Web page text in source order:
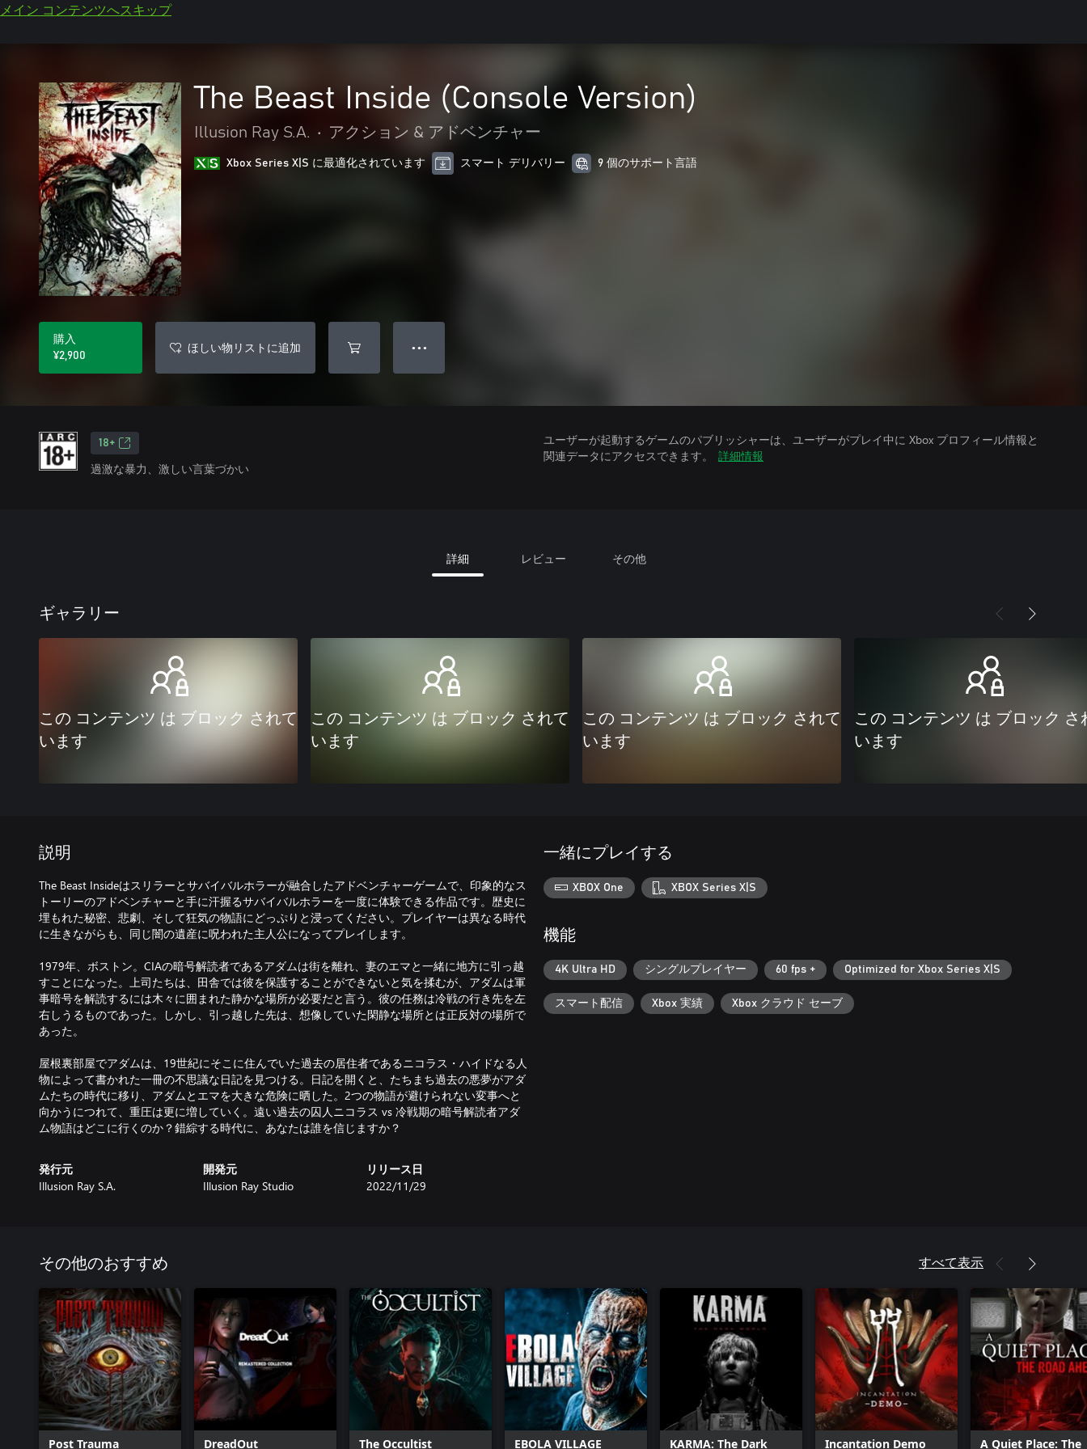
メイン コンテンツへスキップ
The Beast Inside (Console Version)
Illusion Ray S.A. • アクション & アドベンチャー
Xbox Series X|S に最適化されています スマート デリバリー 9 個のサポート言語
購入
¥2,900
ほしい物リストに追加 ● ● ●
18+
過激な暴力、激しい言葉づかい
ユーザーが起動するゲームのパブリッシャーは、ユーザーがプレイ中に Xbox プロフィール情報と
関連データにアクセスできます。
詳細情報
詳細 レビュー その他
ギャラリー
この コンテンツ は ブロック されて
います
この コンテンツ は ブロック されて
います
この コンテンツ は ブロック されて
います
この コンテンツ は ブロック さ
います
説明
The Beast Insideはスリラーとサバイバルホラーが融合したアドベンチャーゲームで、印象的なス
トーリーのアドベンチャーと手に汗握るサバイバルホラーを一度に体験できる作品です。歴史に
埋もれた秘密、悲劇、そして狂気の物語にどっぷりと浸ってください。プレイヤーは異なる時代
に生きながらも、同じ闇の遺産に呪われた主人公になってプレイします。
1979年、ボストン。CIAの暗号解読者であるアダムは街を離れ、妻のエマと一緒に地方に引っ越
すことになった。上司たちは、田舎では彼を保護することができないと気を揉むが、アダムは軍
事暗号を解読するには木々に囲まれた静かな場所が必要だと言う。彼の任務は冷戦の行き先を左
右しうるものであった。しかし、引っ越した先は、想像していた閑静な場所とは正反対の場所で
あった。
屋根裏部屋でアダムは、19世紀にそこに住んでいた過去の居住者であるニコラス・ハイドなる人
物によって書かれた一冊の不思議な日記を見つける。日記を開くと、たちまち過去の悪夢がアダ
ムたちの時代に移り、アダムとエマを大きな危険に晒した。2つの物語が避けられない変事へと
向かうにつれて、重圧は更に増していく。遠い過去の囚人ニコラス vs 冷戦期の暗号解読者アダ
発行元
Illusion Ray S.A.
開発元
Illusion Ray Studio
リリース日
2022/11/29
一緒にプレイする
XBOX One XBOX Series X|S
機能
4K Ultra HD シングルプレイヤー 60 fps + Optimized for Xbox Series X|S
スマート配信 Xbox 実績 Xbox クラウド セーブ
その他のおすすめ すべて表示
Post Trauma DreadOut The Occultist EBOLA VILLAGE KARMA: The Dark Incantation Demo A Quiet Place: The